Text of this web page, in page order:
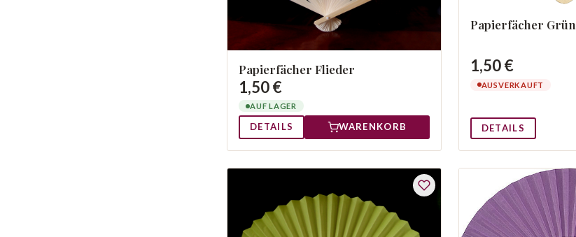
Papierfächer Flieder
1,50 €
AUF LAGER
DETAILS WARENKORB
Papierfächer Grün
1,50 €
AUSVERKAUFT
DETAILS